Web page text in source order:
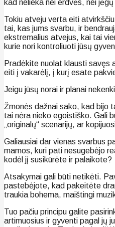
kad nelieka nei erdvės, nei
Tokiu atveju verta eiti
tai, kas jums svarbu, ir
ekstremalius atvejus, kai tai
kurie nori kontroliuoti jūsų
Pradėkite nuolat klausti savęs
eiti į vakarėlį, į kurį esate
Jeigu jūsų norai ir planai
Žmonės dažnai sako, kad bijo
tai nėra nieko egoistiško. Gali
„originalų“ scenarijų, ar
Galiausiai dar vienas svarbus
mamos, kuri pati nesugebėjo
kodėl jį susikūrėte ir palaikote?
Atsakymai gali būti netikėti.
pastebėjote, kad pakeitėte
traukia bohema, maištingi
Tuo pačiu principu galite
artimuosius ir gyventi pagal jų